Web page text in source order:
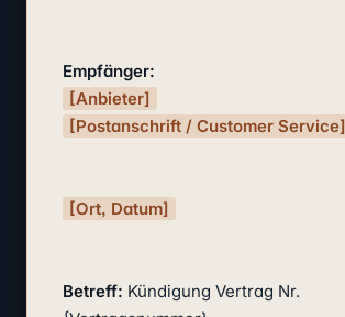
Empfänger:
[Anbieter]
[Postanschrift / Customer Service]
[Ort, Datum]
Betreff: Kündigung Vertrag Nr.